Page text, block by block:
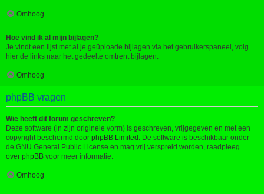
Omhoog
Hoe vind ik al mijn bijlagen?
Je vindt een lijst met al je geüploade bijlagen via het gebruikerspaneel, volg
hier de links naar het gedeelte omtrent bijlagen.
Omhoog
phpBB vragen
Wie heeft dit forum geschreven?
Deze software (in zijn originele vorm) is geschreven, vrijgegeven en met een
copyright beschermd door phpBB Limited . De software is beschikbaar onder
de GNU General Public License en mag vrij verspreid worden, raadpleeg
over phpBB voor meer informatie.
Omhoog